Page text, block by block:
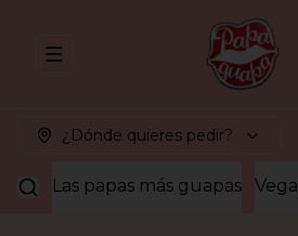
Abrir menu de navegación
¿Dónde quieres pedir?
Las papas más guapas